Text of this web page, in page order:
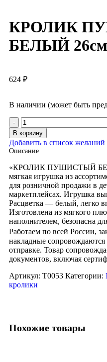
КРОЛИК
БЕЛЫЙ 26см
624 ₽
В наличии (может быть
В корзину
Добавить в список желаний
Описание
«КРОЛИК ПУШИСТЫЙ
мягкая игрушка из
для розничной продажи в
маркетплейсах. Игрушка
Расцветка — белый, легко
Изготовлена из мягкого
наполнителем, безопасна
Работаем по всей России,
накладные
отправке. Товар
документов, включая
Артикул: T0053 Категории:
кролики
Похожие товары